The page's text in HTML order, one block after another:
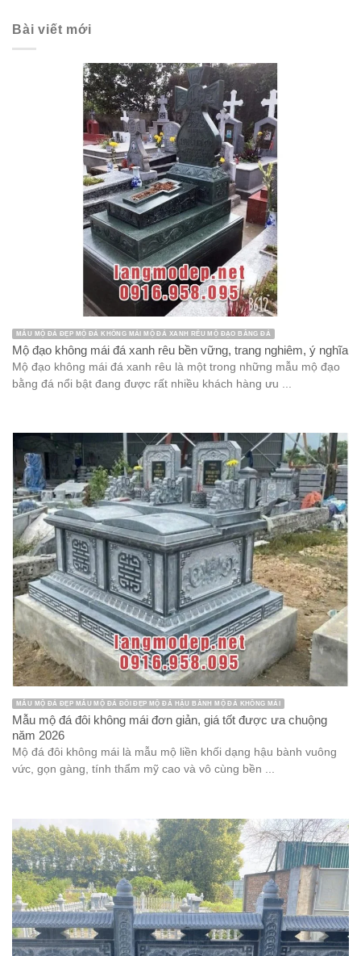
Bài viết mới
MẪU MỘ ĐÁ ĐẸP MỘ ĐÁ KHÔNG MÁI MỘ ĐÁ XANH RÊU MỘ ĐẠO BẰNG ĐÁ
Mộ đạo không mái đá xanh rêu bền vững, trang nghiêm, ý nghĩa
Mộ đạo không mái đá xanh rêu là một trong những mẫu mộ đạo
bằng đá nổi bật đang được rất nhiều khách hàng ưu ...
MẪU MỘ ĐÁ ĐẸP MẪU MỘ ĐÁ ĐÔI ĐẸP MỘ ĐÁ HẬU BÀNH MỘ ĐÁ KHÔNG MÁI
Mẫu mộ đá đôi không mái đơn giản, giá tốt được ưa chuộng
năm 2026
Mộ đá đôi không mái là mẫu mộ liền khối dạng hậu bành vuông
vức, gọn gàng, tính thẩm mỹ cao và vô cùng bền ...